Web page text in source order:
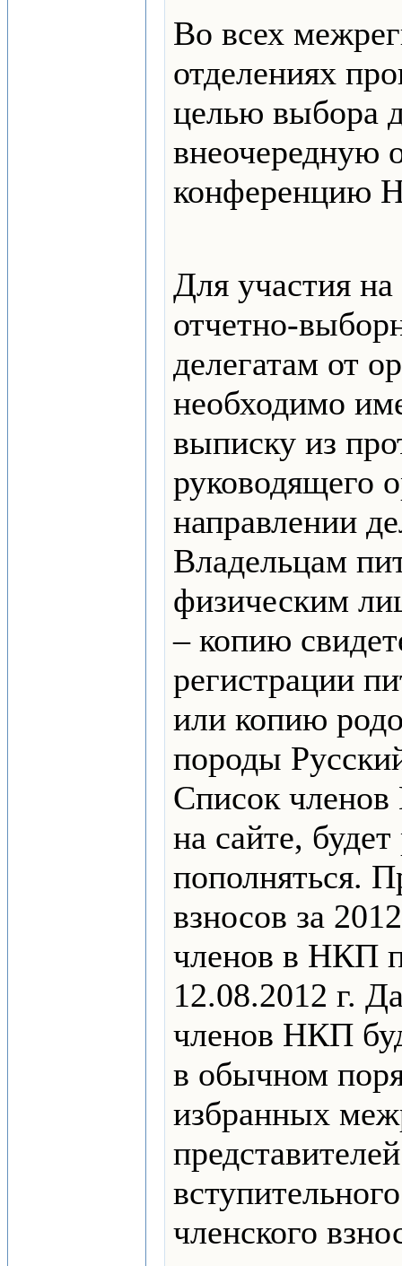
Во всех
отделениях
целью выбора
внеочередную
конференцию
Для участия
отчетно-
делегатам от
необходимо
выписку из
руководящего
направлении
Владельцам
физическим
– копию
регистрации
или копию
породы
Список
на сайте,
пополняться.
взносов за
членов в НКП
12.08.2012 г.
членов НКП
в обычном
избранных
членского